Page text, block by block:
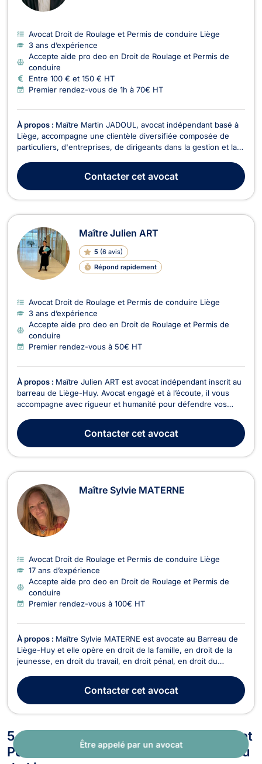
Être appelé par un avocat
Avocat Droit de Roulage et Permis de conduire Liège
3 ans d’expérience
Accepte aide pro deo en Droit de Roulage et Permis de
conduire
Entre 100 € et 150 € HT
Premier rendez-vous de 1h à 70€ HT
À propos : Maître Martin JADOUL, avocat indépendant basé à
Liège, accompagne une clientèle diversifiée composée de
particuliers, d'entreprises, de dirigeants dans la gestion et la
couvre tant le conseil préventif que le contentieux
administratif et judiciaire. Spécialisat...
Contactercet avocat
Maître Julien ART
5 (6 avis)
Répond rapidement
Avocat Droit de Roulage et Permis de conduire Liège
3 ans d’expérience
Accepte aide pro deo en Droit de Roulage et Permis de
conduire
Premier rendez-vous à 50€ HT
À propos : Maître Julien ART est avocat indépendant inscrit au
barreau de Liège-Huy. Avocat engagé et à l’écoute, il vous
accompagne avec rigueur et humanité pour défendre vos
intervient notamment en droit civil, droit de la famille, droit des
mineurs ainsi qu’en droit pénal. Ses c...
Contactercet avocat
Maître Sylvie MATERNE
Avocat Droit de Roulage et Permis de conduire Liège
17 ans d’expérience
Accepte aide pro deo en Droit de Roulage et Permis de
conduire
Premier rendez-vous à 100€ HT
À propos : Maître Sylvie MATERNE est avocate au Barreau de
Liège-Huy et elle opère en droit de la famille, en droit de la
jeunesse, en droit du travail, en droit pénal, en droit du
d’exécution, en droit des sociétés, et en droit du crédit et de
la consommation. Maître Sylvie MATERNE ...
Contactercet avocat
5 autres avocats en Droit de Roulage et
Permis de conduire inscrits au Barreau